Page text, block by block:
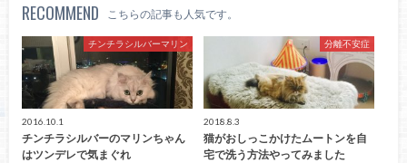
RECOMMEND こちらの記事も人気です。
チンチラシルバーマリン
2016.10.1
チンチラシルバーのマリンちゃん
はツンデレで気まぐれ
分離不安症
2018.8.3
猫がおしっこかけたムートンを自
宅で洗う方法やってみました